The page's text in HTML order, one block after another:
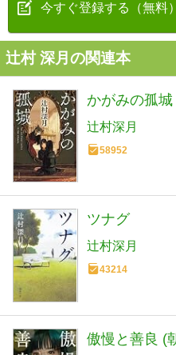
今すぐ登録する（無料）
辻村 深月の関連本
かがみの孤城
辻村深月
58952
ツナグ
辻村深月
43214
傲慢と善良 (